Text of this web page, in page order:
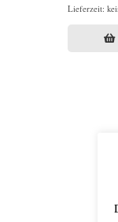
Lieferzeit: